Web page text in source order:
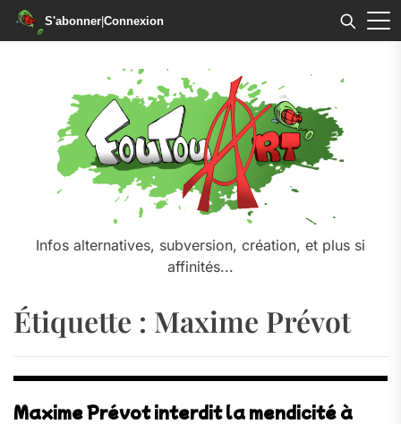
S'abonner|Connexion
Infos alternatives, subversion, création, et plus si
affinités...
Étiquette : Maxime Prévot
Maxime Prévot interdit la mendicité à